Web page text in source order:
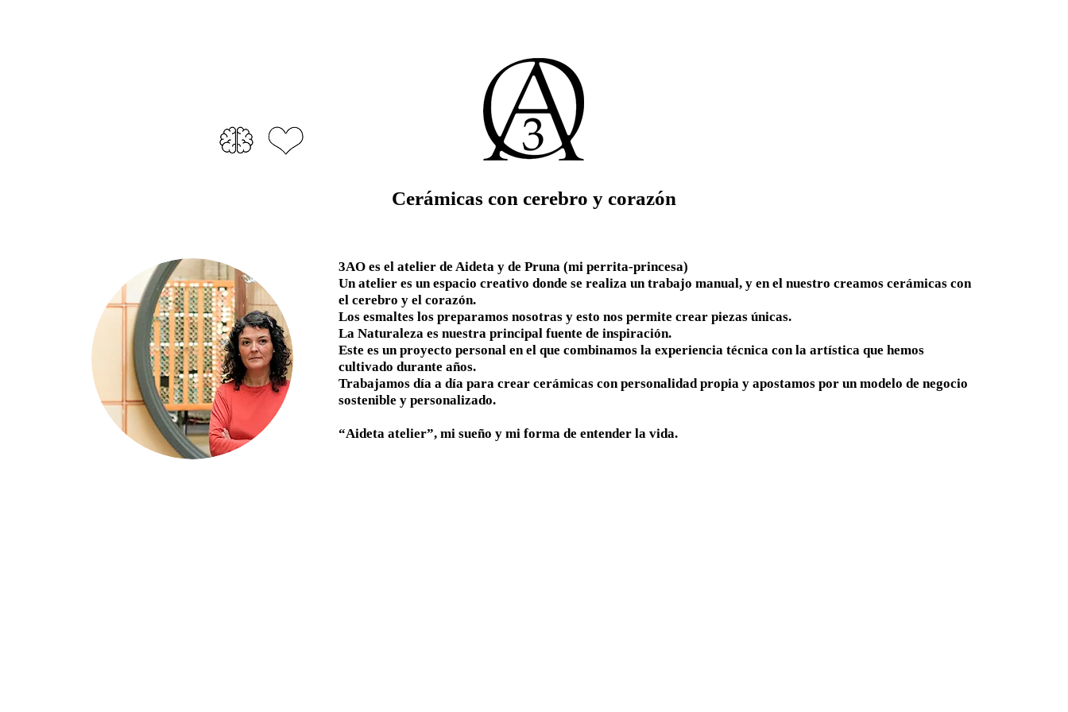
Cerámicas con cerebro y corazón
3AO es el atelier de Aideta y de Pruna (mi perrita-princesa)
Un atelier es un espacio creativo donde se realiza un trabajo manual, y en el nuestro creamos cerámicas con
el cerebro y el corazón.
Los esmaltes los preparamos nosotras y esto nos permite crear piezas únicas.
La Naturaleza es nuestra principal fuente de inspiración.
Este es un proyecto personal en el que combinamos la experiencia técnica con la artística que hemos
cultivado durante años.
Trabajamos día a día para crear cerámicas con personalidad propia y apostamos por un modelo de negocio
sostenible y personalizado.
“Aideta atelier”, mi sueño y mi forma de entender la vida.